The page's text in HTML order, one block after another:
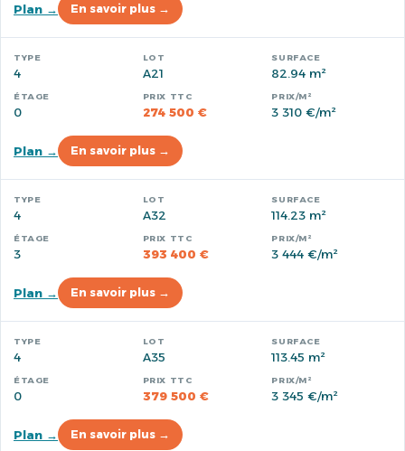
Plan → En savoir plus →
4 A21 82.94 m²
0 274 500 € 3 310 €/m²
Plan → En savoir plus →
4 A32 114.23 m²
3 393 400 € 3 444 €/m²
Plan → En savoir plus →
4 A35 113.45 m²
0 379 500 € 3 345 €/m²
Plan → En savoir plus →